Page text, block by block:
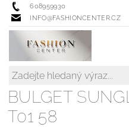
608959930
INFO@FASHIONCENTER.CZ
BULGET
T01 58